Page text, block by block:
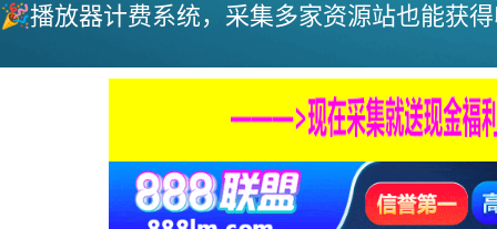
🎉播放器计费系统，采集多家资源站也能获